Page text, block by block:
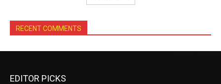
RECENT COMMENTS
EDITOR PICKS